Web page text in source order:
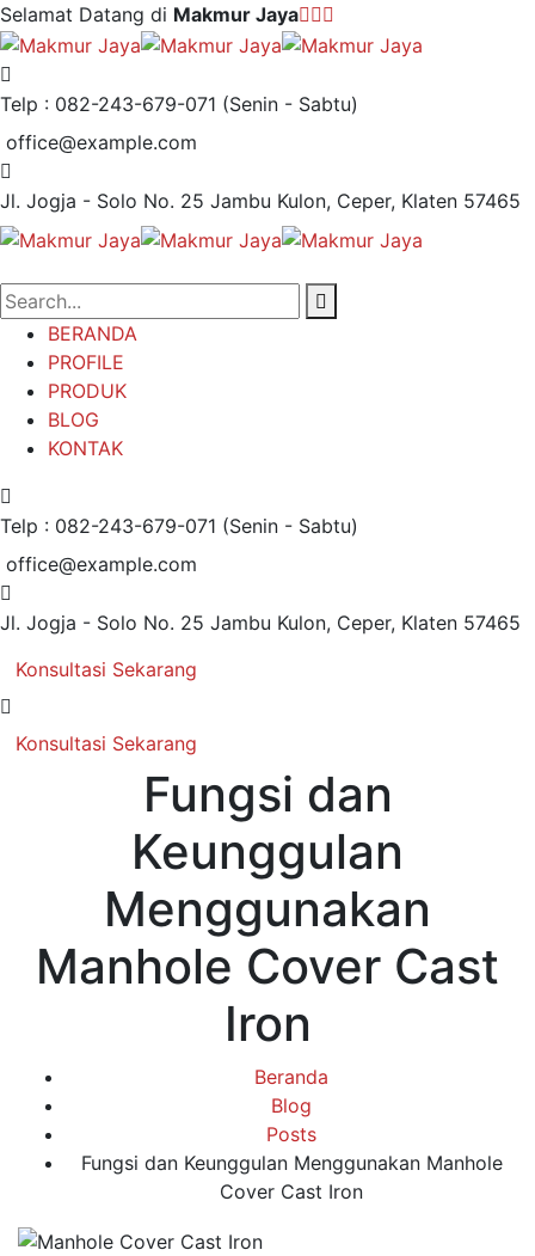
Selamat Datang di Makmur Jaya
Telp : 082-243-679-071 (Senin - Sabtu)
office@example.com
Jl. Jogja - Solo No. 25 Jambu Kulon, Ceper, Klaten 57465
BERANDA
PROFILE
PRODUK
BLOG
KONTAK
Telp : 082-243-679-071 (Senin - Sabtu)
office@example.com
Jl. Jogja - Solo No. 25 Jambu Kulon, Ceper, Klaten 57465
Konsultasi Sekarang
Konsultasi Sekarang
Fungsi dan
Keunggulan
Menggunakan
Manhole Cover Cast
Iron
Beranda
Blog
Posts
Fungsi dan Keunggulan Menggunakan Manhole
Cover Cast Iron